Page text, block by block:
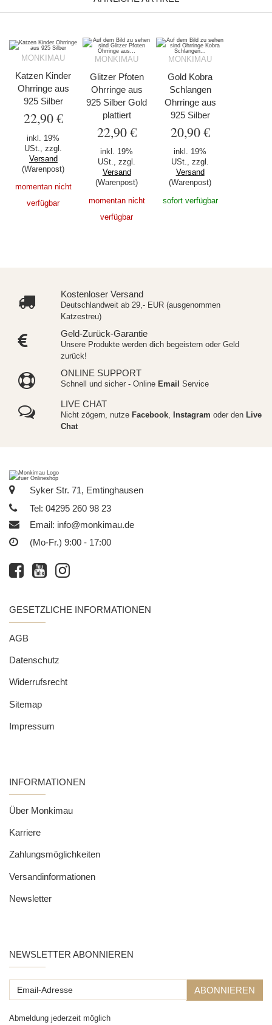
MONKIMAU
Katzen Kinder
Ohrringe aus
925 Silber
22,90 €
inkl. 19%
USt., zzgl.
Versand
(Warenpost)
momentan nicht
verfügbar
MONKIMAU
Glitzer Pfoten
Ohrringe aus
925 Silber Gold
plattiert
22,90 €
inkl. 19%
USt., zzgl.
Versand
(Warenpost)
momentan nicht
verfügbar
MONKIMAU
Gold Kobra
Schlangen
Ohrringe aus
925 Silber
20,90 €
inkl. 19%
USt., zzgl.
Versand
(Warenpost)
sofort verfügbar
Kostenloser Versand
Deutschlandweit ab 29,- EUR (ausgenommen
Katzestreu)
Geld-Zurück-Garantie
Unsere Produkte werden dich begeistern oder Geld
zurück!
ONLINE SUPPORT
Schnell und sicher - Online Email Service
LIVE CHAT
Nicht zögern, nutze Facebook, Instagram oder denLive
Chat
Syker Str. 71, Emtinghausen
Tel: 04295 260 98 23
Email: info@monkimau.de
(Mo-Fr.) 9:00 - 17:00
GESETZLICHE INFORMATIONEN
AGB
Datenschutz
Widerrufsrecht
Sitemap
Impressum
INFORMATIONEN
Über Monkimau
Karriere
Zahlungsmöglichkeiten
Versandinformationen
Newsletter
NEWSLETTER ABONNIEREN
Email-
ABONNIEREN
Abmeldung jederzeit möglich